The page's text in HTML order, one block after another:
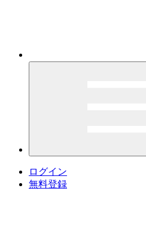
ログイン
無料登録